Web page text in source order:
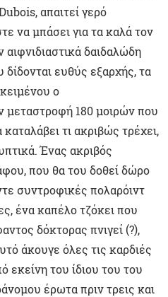
απαιτεί γερό
να μπάσει για τα καλά τον
δαιδαλώδη
ευθύς εξαρχής, τα
ο
μεταστροφή 180 μοιρών που
τι ακριβώς τρέχει,
Ένας ακριβός
που θα του δοθεί δώρο
συντροφικές πολαρόιντ
ένα καπέλο τζόκει που
δόκτορας πνιγεί (?),
άκουγε όλες τις καρδιές
εκείνη του ίδιου του του
έρωτα πριν τρεις και